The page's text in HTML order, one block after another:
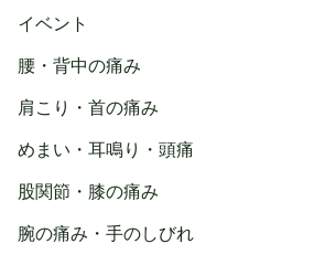
イベント
腰・背中の痛み
肩こり・首の痛み
めまい・耳鳴り・頭痛
股関節・膝の痛み
腕の痛み・手のしびれ